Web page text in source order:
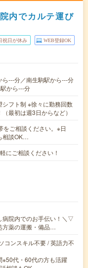
内でカルテ運び
祝日が休み WEB登録OK
---分／南生駒駅から---分
から---分
シフト制 ※徐々に勤務回数
最初は週3日からなど）
ご相談ください。※日
相談OK…
にご相談ください！
病院内でのお手伝い！＼▽
方薬の運搬・備品…
コンスキル不要 / 英語力不
※50代・60代の方も活躍